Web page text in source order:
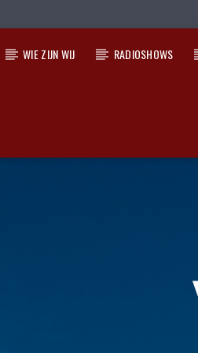
WIE ZIJN WIJ RADIOSHOWS